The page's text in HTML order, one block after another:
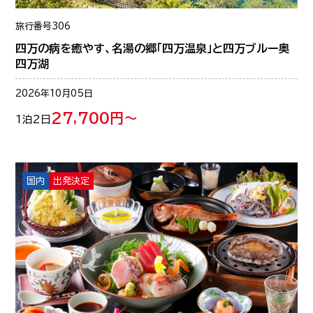
旅行番号306
四万の病を癒やす、名湯の郷「四万温泉」と四万ブルー奥
四万湖
2026年10月05日
1泊2日 27,700円～
国内 出発決定